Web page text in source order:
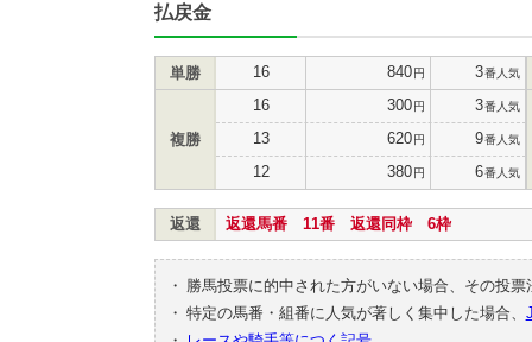
払戻金
単勝 16 840円 3番人気
複勝
16 300円 3番人気
13 620円 9番人気
12 380円 6番人気
返還 返還馬番 11番 返還同枠 6枠
・
勝馬投票に的中された方がいない場合、その投
・ 特定の馬番・組番に人気が著しく集中した場合、